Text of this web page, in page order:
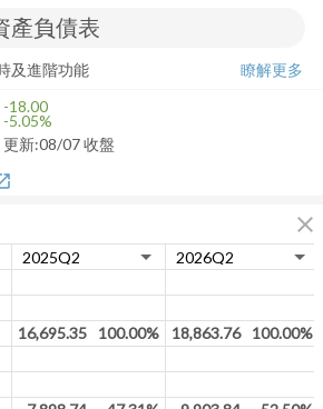
及進階功能
瞭解更多
-18.00
-5.05%
更新:08/07 收盤
close
16,695.35 100.00% 18,863.76
100.00%